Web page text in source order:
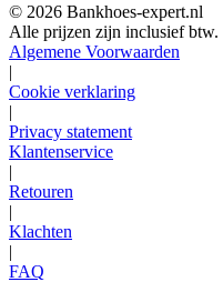
© 2026 Bankhoes-expert.nl
Alle prijzen zijn inclusief btw.
Algemene Voorwaarden
|
Cookie verklaring
|
Privacy statement
Klantenservice
|
Retouren
|
Klachten
|
FAQ